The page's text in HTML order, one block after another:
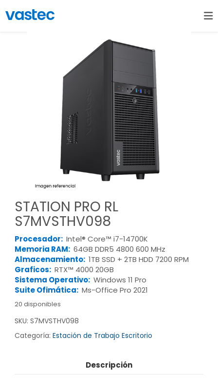
STATION PRO RL
S7MVSTHV098
Procesador: Intel® Core™ i7-14700K
Memoria RAM: 64GB DDR5 4800 600 MHz
Almacenamiento: 1TB SSD + 2TB HDD 7200 RPM
Graficos: RTX™ 4000 20GB
Sistema Operativo: Windows 11 Pro
Suite Ofimática: Ms-Office Pro 2021
20 disponibles
SKU: S7MVSTHV098
Categoría: Estación de Trabajo Escritorio
Descripción